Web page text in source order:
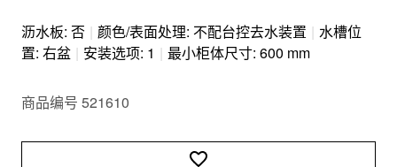
沥水板: 否 | 颜色/表面处理: 不配台控去水装置 | 水槽位
置: 右盆 | 安装选项: 1 | 最小柜体尺寸: 600 mm
商品编号 521610